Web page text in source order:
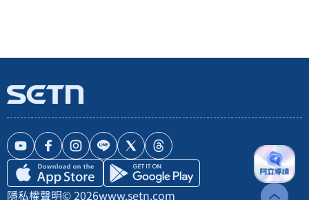
隱私權聲明© 2026www.setn.com